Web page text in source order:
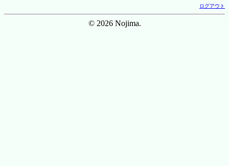
ログアウト
© 2026 Nojima.